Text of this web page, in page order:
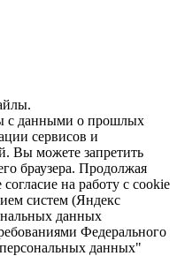
с данными о прошлых
сервисов и
Вы можете запретить
браузера. Продолжая
на работу с cookie
систем (Яндекс
данных
Федерального
данных"